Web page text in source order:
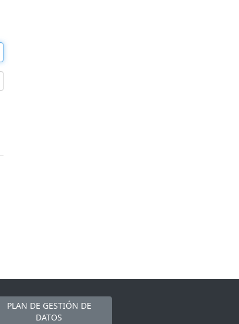
PLAN DE GESTIÓN DE
DATOS